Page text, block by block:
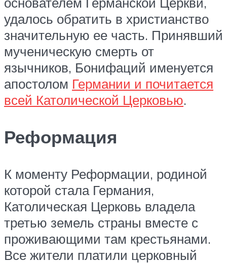
удалось обратить в христианство
значительную ее часть. Принявший
мученическую смерть от
язычников, Бонифаций именуется
апостолом Германии и почитается
всей Католической Церковью.
Реформация
К моменту Реформации, родиной
которой стала Германия,
Католическая Церковь владела
третью земель страны вместе с
проживающими там крестьянами.
Все жители платили церковный